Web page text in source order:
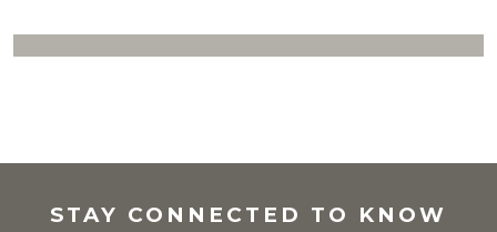
STAY CONNECTED TO KNOW